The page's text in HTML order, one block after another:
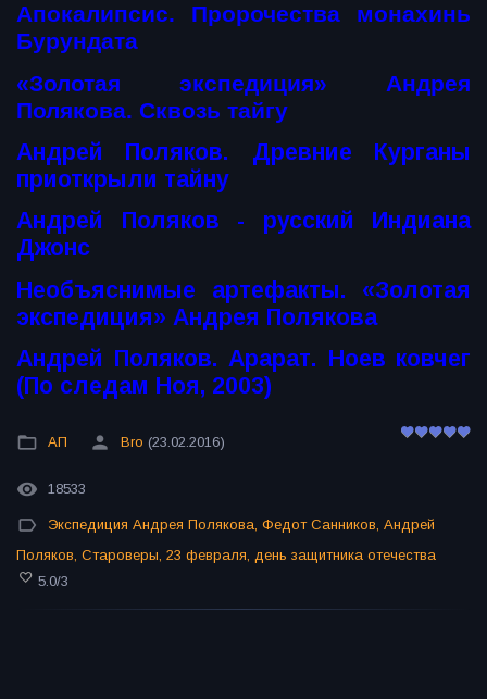
Апокалипсис. Пророчества монахинь
Бурундата
«Золотая экспедиция» Андрея
Полякова. Сквозь тайгу
Андрей Поляков. Древние Курганы
приоткрыли тайну
Андрей Поляков - русский Индиана
Джонс
Необъяснимые артефакты. «Золотая
экспедиция» Андрея Полякова
Андрей Поляков. Арарат. Ноев ковчег
(По следам Ноя, 2003)
АП Bro (23.02.2016)
18533
Экспедиция Андрея Полякова, Федот Санников, Андрей
Поляков, Староверы, 23 февраля, день защитника отечества
5.0/3